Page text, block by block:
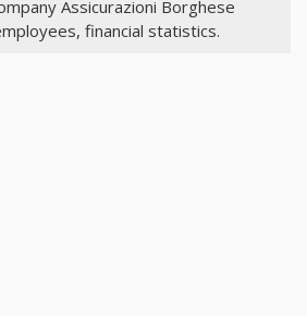
Assicurazioni Borghese
financial statistics.